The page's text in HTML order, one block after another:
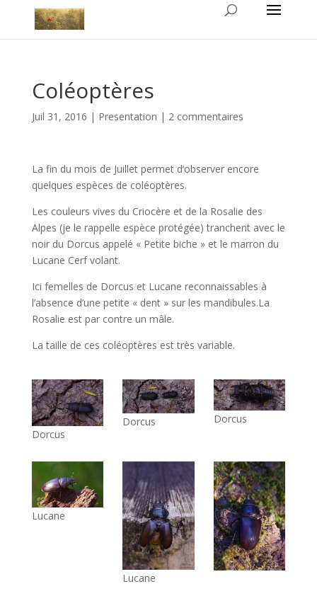
Coléoptères
Juil 31, 2016 | Presentation | 2 commentaires
La fin du mois de Juillet permet d’observer encore
quelques espèces de coléoptères.
Les couleurs vives du Criocère et de la Rosalie des
Alpes (je le rappelle espèce protégée) tranchent avec le
noir du Dorcus appelé « Petite biche » et le marron du
Lucane Cerf volant.
Ici femelles de Dorcus et Lucane reconnaissables à
l’absence d’une petite « dent » sur les mandibules.La
Rosalie est par contre un mâle.
La taille de ces coléoptères est très variable.
Dorcus
Dorcus Dorcus
Lucane
Lucane